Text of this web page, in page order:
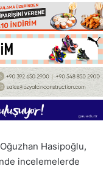
Hasipoğlu,
incelemelerde